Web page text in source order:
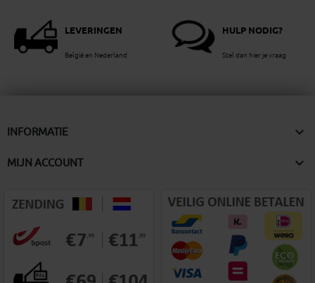
LEVERINGEN
België en Nederland
HULP NODIG?
Stel dan hier je vraag
INFORMATIE 
MIJN ACCOUNT 